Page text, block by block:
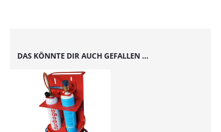
DAS KÖNNTE DIR AUCH GEFALLEN …